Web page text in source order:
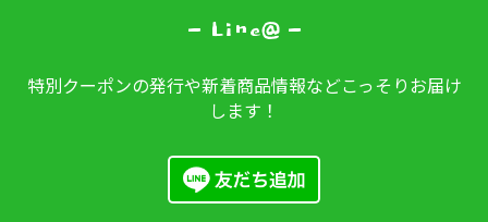
- Line@ -
特別クーポンの発行や新着商品情報などこっそりお届け
します！